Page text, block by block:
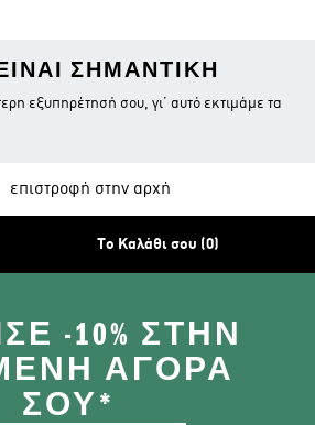
ΣΗΜΑΝΤΙΚΉ
εξυπηρέτησή σου, γι’ αυτό εκτιμάμε τα
επιστροφή στην αρχή
Το Καλάθι σου (0)
-10% ΣΤΗΝ
ΑΓΟΡΆ
ΣΟΥ*